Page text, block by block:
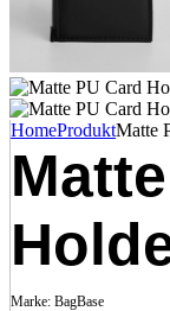
HomeProduktMatte
Marke: BagBase